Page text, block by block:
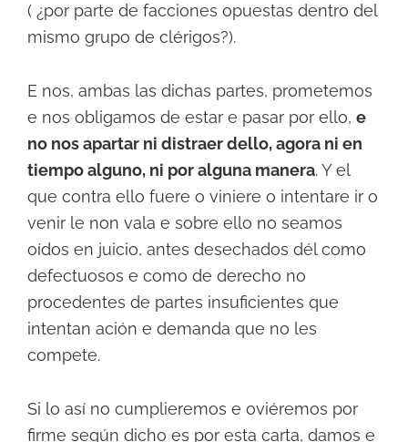
( ¿por parte de facciones opuestas dentro del
mismo grupo de clérigos?).
E nos, ambas las dichas partes, prometemos
e nos obligamos de estar e pasar por ello, e
no nos apartar ni distraer dello, agora ni en
tiempo alguno, ni por alguna manera. Y el
que contra ello fuere o viniere o intentare ir o
venir le non vala e sobre ello no seamos
oídos en juicio, antes desechados dél como
defectuosos e como de derecho no
procedentes de partes insuficientes que
intentan ación e demanda que no les
compete.
Si lo así no cumplieremos e oviéremos por
firme según dicho es por esta carta, damos e